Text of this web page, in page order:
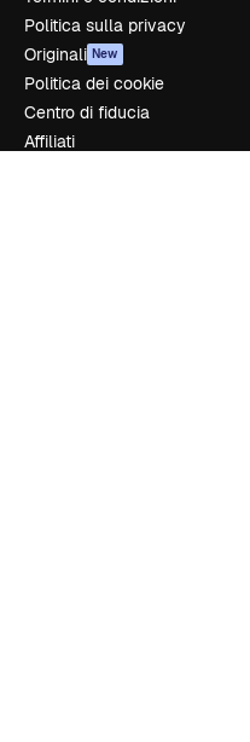
Politica sulla privacy
Originali New
Politica dei cookie
Centro di fiducia
Affiliati